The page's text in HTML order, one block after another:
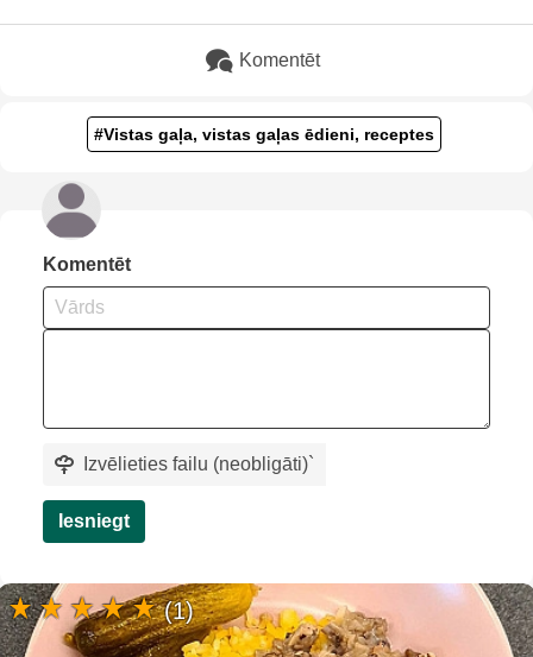
Komentēt
#Vistas gaļa, vistas gaļas ēdieni, receptes
Komentēt
Izvēlieties failu (neobligāti)`
Iesniegt
(1)